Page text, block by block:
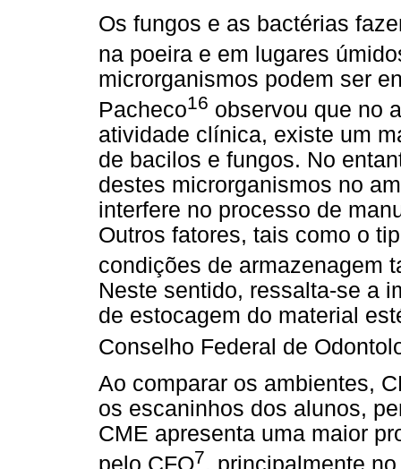
Os fungos e as bactérias
na poeira e em lugares
microrganismos podem ser
Pacheco16 observou que no
atividade clínica, existe um
de bacilos e fungos. No
destes microrganismos no
interfere no processo de
Outros fatores, tais como o
condições de armazenagem
Neste sentido, ressalta-se a
de estocagem do material
Conselho Federal de
Ao comparar os ambientes,
os escaninhos dos alunos,
CME apresenta uma maior
pelo CFO7, principalmente